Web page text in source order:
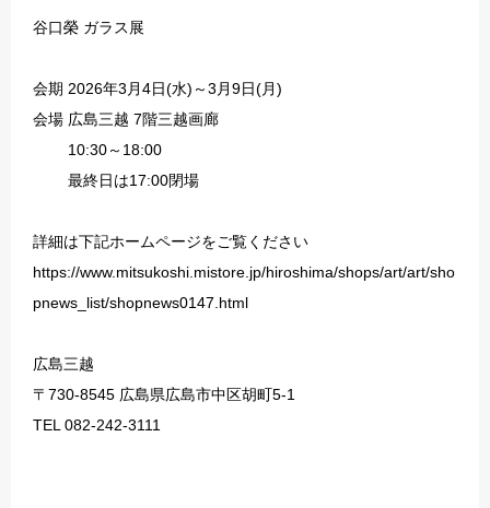
谷口榮 ガラス展
会期 2026年3月4日(水)～3月9日(月)
会場 広島三越 7階三越画廊
10:30～18:00
最終日は17:00閉場
詳細は下記ホームページをご覧ください
https://www.mitsukoshi.mistore.jp/hiroshima/shops/art/art/sho
pnews_list/shopnews0147.html
広島三越
〒730-8545 広島県広島市中区胡町5-1
TEL 082-242-3111